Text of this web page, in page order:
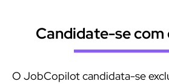
Candidate-se com
O JobCopilot candidata-se